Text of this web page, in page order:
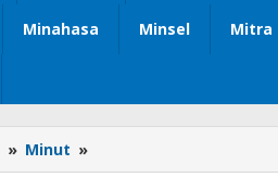
Minahasa Minsel Mitra
» Minut »
Kecam